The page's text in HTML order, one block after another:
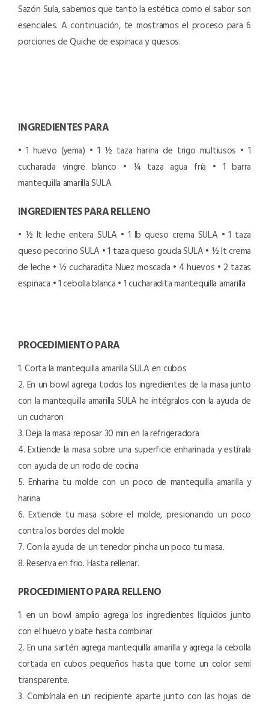
Sazón Sula, sabemos que tanto la estética como el sabor son
esenciales. A continuación, te mostramos el proceso para 6
porciones de Quiche de espinaca y quesos.
INGREDIENTES PARA
• 1 huevo (yema) • 1 ½ taza harina de trigo multiusos • 1
cucharada vingre blanco • ¼ taza agua fría • 1 barra
mantequilla amarilla SULA
INGREDIENTES PARA RELLENO
• ½ lt leche entera SULA • 1 lb queso crema SULA • 1 taza
queso pecorino SULA • 1 taza queso gouda SULA • ½ lt crema
de leche • ½ cucharadita Nuez moscada • 4 huevos • 2 tazas
espinaca • 1 cebolla blanca • 1 cucharadita mantequilla amarilla
PROCEDIMIENTO PARA
1. Corta la mantequilla amarilla SULA en cubos
2. En un bowl agrega todos los ingredientes de la masa junto
con la mantequilla amarilla SULA he intégralos con la ayuda de
un cucharon
3. Deja la masa reposar 30 min en la refrigeradora
4. Extiende la masa sobre una superficie enharinada y estírala
con ayuda de un rodo de cocina
5. Enharina tu molde con un poco de mantequilla amarilla y
harina
6. Extiende tu masa sobre el molde, presionando un poco
contra los bordes del molde
7. Con la ayuda de un tenedor pincha un poco tu masa.
8. Reserva en frio. Hasta rellenar.
PROCEDIMIENTO PARA RELLENO
1. en un bowl amplio agrega los ingredientes líquidos junto
con el huevo y bate hasta combinar
2. En una sartén agrega mantequilla amarilla y agrega la cebolla
cortada en cubos pequeños hasta que torne un color semi
transparente.
3. Combínala en un recipiente aparte junto con las hojas de